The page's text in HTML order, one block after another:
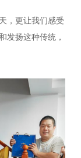
，更让我们感受
发扬这种传统，